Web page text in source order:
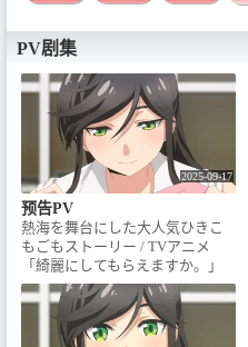
PV剧集
2025-09-17
预告PV
熱海を舞台にした大人気ひきこ
もごもストーリー / TVアニメ
「綺麗にしてもらえますか。」
ティザーPVを公開！■放送情報 /
2026年1月よりTOKYO MX、
ABCテレビ、SBS、BS朝日、AT-
Xにて放送開始！■スタッフ / 原